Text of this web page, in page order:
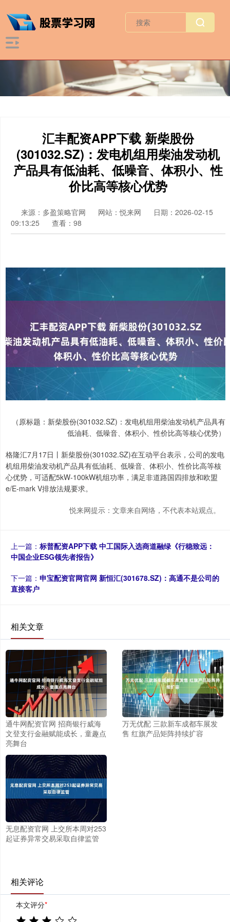
汇丰配资APP下载 新柴股份
(301032.SZ)：发电机组用柴油发动机
产品具有低油耗、低噪音、体积小、性
价比高等核心优势
来源：多盈策略官网 网站：悦来网
日期：2026-02-15
09:13:25
查看：98
（原标题：新柴股份(301032.SZ)：发电机组用柴油发动机产品具有
低油耗、低噪音、体积小、性价比高等核心优势）
格隆汇7月17日丨新柴股份(301032.SZ)在互动平台表示，公司的发电
机组用柴油发动机产品具有低油耗、低噪音、体积小、性价比高等核
心优势，可适配5kW-100kW机组功率，满足非道路国四排放和欧盟
e/E-mark V排放法规要求。
悦来网提示：文章来自网络，不代表本站观点。
上一篇： 标普配资APP下载 中工国际入选商道融绿《行稳致远：
中国企业ESG领先者报告》
下一篇： 申宝配资官网官网 新恒汇(301678.SZ)：高通不是公司的
直接客户
相关文章
通牛网配资官网 招商银行威海
文登支行金融赋能成长，童趣点
亮舞台
万无优配 三款新车成都车展发
售 红旗产品矩阵持续扩容
无息配资官网 上交所本周对253
起证券异常交易采取自律监管
相关评论
本文评分*